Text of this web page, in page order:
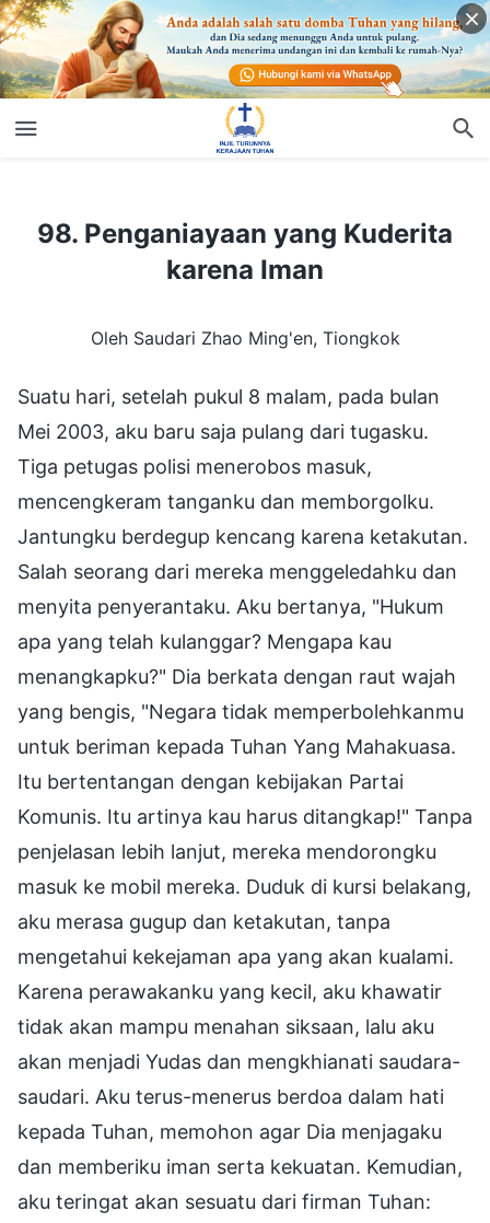
98. Penganiayaan yang Kuderita karena Iman
98. Penganiayaan yang Kuderita
karena Iman
Oleh Saudari Zhao Ming'en, Tiongkok
Suatu hari, setelah pukul 8 malam, pada bulan
Mei 2003, aku baru saja pulang dari tugasku.
Tiga petugas polisi menerobos masuk,
mencengkeram tanganku dan memborgolku.
Jantungku berdegup kencang karena ketakutan.
Salah seorang dari mereka menggeledahku dan
menyita penyerantaku. Aku bertanya, "Hukum
apa yang telah kulanggar? Mengapa kau
menangkapku?" Dia berkata dengan raut wajah
yang bengis, "Negara tidak memperbolehkanmu
untuk beriman kepada Tuhan Yang Mahakuasa.
Itu bertentangan dengan kebijakan Partai
Komunis. Itu artinya kau harus ditangkap!" Tanpa
penjelasan lebih lanjut, mereka mendorongku
masuk ke mobil mereka. Duduk di kursi belakang,
aku merasa gugup dan ketakutan, tanpa
mengetahui kekejaman apa yang akan kualami.
Karena perawakanku yang kecil, aku khawatir
tidak akan mampu menahan siksaan, lalu aku
akan menjadi Yudas dan mengkhianati saudara-
saudari. Aku terus-menerus berdoa dalam hati
kepada Tuhan, memohon agar Dia menjagaku
dan memberiku iman serta kekuatan. Kemudian,
aku teringat akan sesuatu dari firman Tuhan: